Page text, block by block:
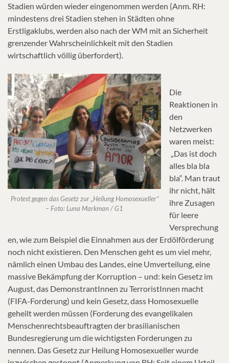
Stadien würden wieder eingenommen werden (Anm. RH:
mindestens drei Stadien stehen in Städten ohne
Erstligaklubs, werden also nach der WM mit an Sicherheit
grenzender Wahrscheinlichkeit mit den Stadien
wirtschaftlich völlig überfordert).
Protest gegen das Gesetz zur „Heilung Homosexueller“
– Foto: Luna Markman / G1
Die
Reaktionen in
den
Netzwerken
waren meist:
„Das ist doch
alles bla bla
bla“. Man traut
ihr nicht, hält
ihre Zusagen
für leere
Versprechung
en, wie zum Beispiel die Einnahmen aus der Erdölförderung
noch nicht existieren. Den Menschen geht es um viel mehr,
nämlich einen Umbau des Landes, eine Umverteilung, eine
massive Bekämpfung der Korruption – und: kein Gesetz im
August, das DemonstrantInnen zu TerroristInnen macht
(FIFA-Forderung) und kein Gesetz, dass Homosexuelle
geheilt werden müssen (Forderung des evangelikalen
Menschenrechtsbeauftragten der brasilianischen
Bundesregierung um die wichtigsten Forderungen zu
nennen. Das Gesetz zur Heilung Homosexueller wurde